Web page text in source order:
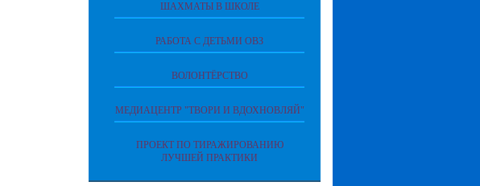
ШАХМАТЫ В ШКОЛЕ
РАБОТА С ДЕТЬМИ ОВЗ
ВОЛОНТЁРСТВО
МЕДИАЦЕНТР "ТВОРИ И ВДОХНОВЛЯЙ"
ПРОЕКТ ПО ТИРАЖИРОВАНИЮ
ЛУЧШЕЙ ПРАКТИКИ